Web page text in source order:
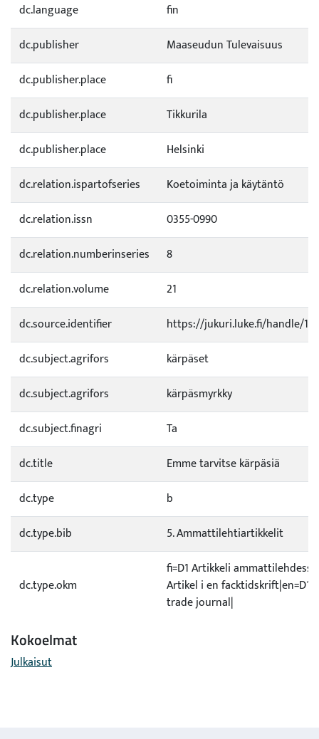
dc.language
fin
dc.publisher
Maaseudun Tulevaisuus
dc.publisher.place
fi
dc.publisher.place
Tikkurila
dc.publisher.place
Helsinki
dc.relation.ispartofseries
Koetoiminta ja käytäntö
dc.relation.issn
0355-0990
dc.relation.numberinseries
8
dc.relation.volume
21
dc.source.identifier
https://jukuri.luke.fi/handle/
dc.subject.agrifors
kärpäset
dc.subject.agrifors
kärpäsmyrkky
dc.subject.finagri
Ta
dc.title
Emme tarvitse kärpäsiä
dc.type
b
dc.type.bib
5. Ammattilehtiartikkelit
dc.type.okm
fi=D1 Artikkeli
Artikel i en facktidskrift|en=D1
trade journal|
Kokoelmat
Julkaisut